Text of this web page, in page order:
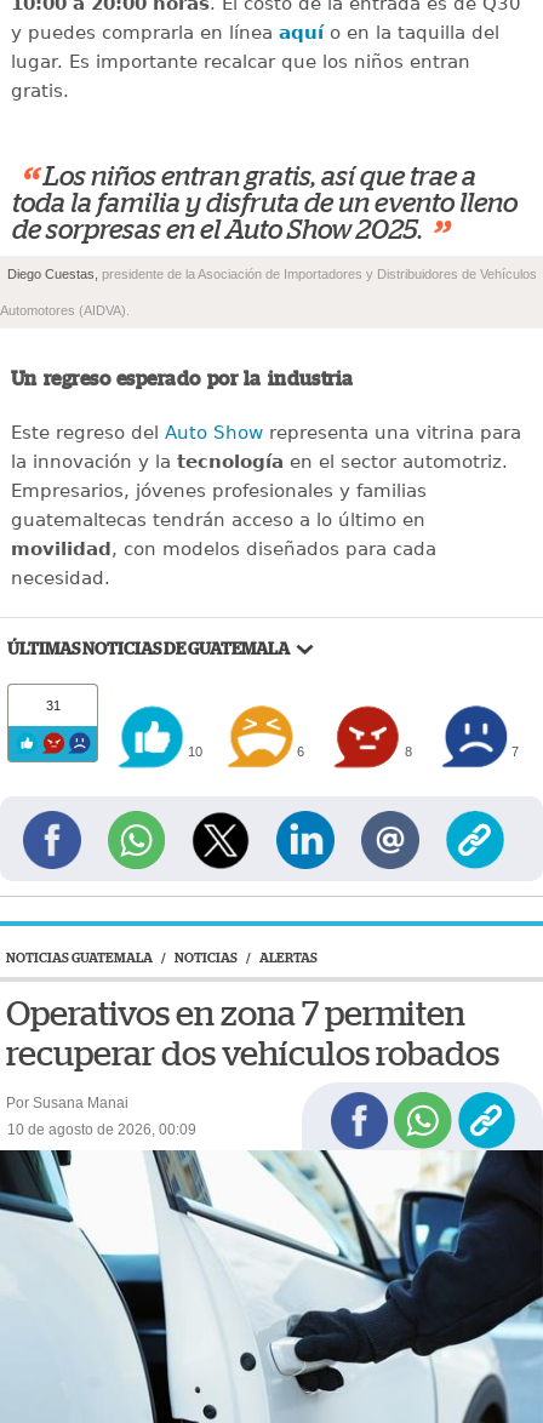
y puedes comprarla en línea aquío en la taquilla del
lugar. Es importante recalcar que los niños entran
gratis.
“ Los niños entran gratis, así que trae a
toda la familia y disfruta de un evento lleno
de sorpresas en el Auto Show 2025. ”
Diego Cuestas, presidente de la Asociación de Importadores y Distribuidores de Vehículos
Automotores (AIDVA).
Un regreso esperado por la industria
Este regreso del Auto Showrepresenta una vitrina para
la innovación y la tecnología en el sector automotriz.
Empresarios, jóvenes profesionales y familias
guatemaltecas tendrán acceso a lo último en
movilidad, con modelos diseñados para cada
necesidad.
ÚLTIMAS NOTICIAS DE GUATEMALA
31
10 6 8 7
NOTICIAS GUATEMALA / NOTICIAS / ALERTAS
Operativos en zona 7 permiten
recuperar dos vehículos robados
Por Susana Manai
10 de agosto de 2026, 00:09